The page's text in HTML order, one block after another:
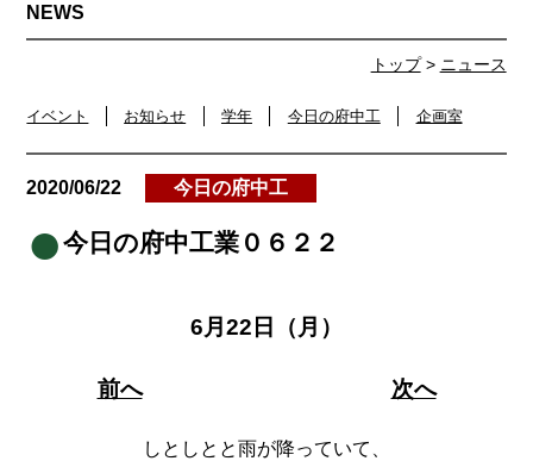
トップ> ニュース
イベント お知らせ 学年 今日の府中工 企画室
2020/06/22 今日の府中工
今日の府中工業０６２２
6月22日（月）
前へ 次へ
しとしとと雨が降っていて、